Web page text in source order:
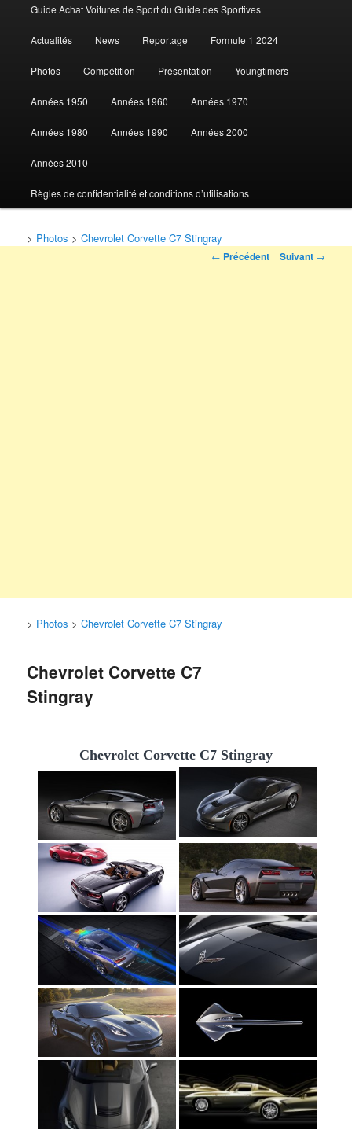
au
contenu
Guide Achat Voitures de Sport du Guide des Sportives
Actualités News Reportage Formule 1 2024
Photos Compétition Présentation Youngtimers
Années 1950 Années 1960 Années 1970
Années 1980 Années 1990 Années 2000
Années 2010
Règles de confidentialité et conditions d’utilisations
> Photos >Chevrolet Corvette C7 Stingray
Navigation
← Précédent Suivant →
> Photos >Chevrolet Corvette C7 Stingray
Chevrolet Corvette C7
Stingray
Chevrolet Corvette C7 Stingray